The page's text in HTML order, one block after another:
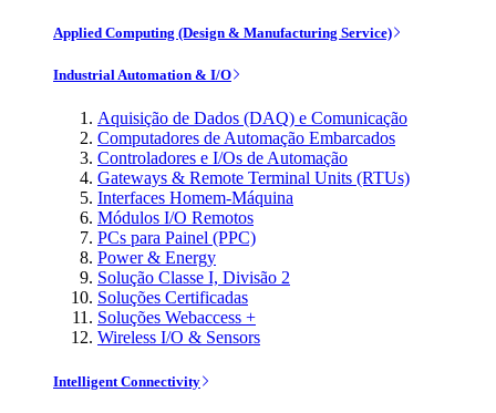
Applied Computing (Design & Manufacturing Service)
Industrial Automation & I/O
Aquisição de Dados (DAQ) e Comunicação
Computadores de Automação Embarcados
Controladores e I/Os de Automação
Gateways & Remote Terminal Units (RTUs)
Interfaces Homem-Máquina
Módulos I/O Remotos
PCs para Painel (PPC)
Power & Energy
Solução Classe I, Divisão 2
Soluções Certificadas
Soluções Webaccess +
Wireless I/O & Sensors
Intelligent Connectivity